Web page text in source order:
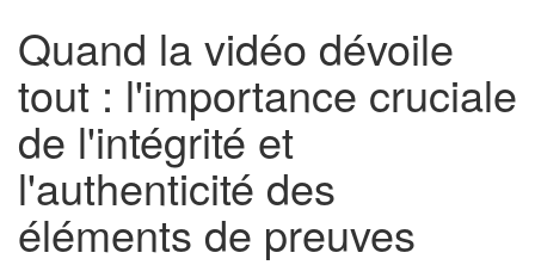
Quand la vidéo dévoile
tout : l'importance cruciale
de l'intégrité et
l'authenticité des
éléments de preuves